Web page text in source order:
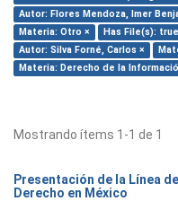
Autor: Flores Mendoza, Imer
Materia: Otro ×
Has File(s):
Autor: Silva Forné, Carlos ×
Materia: Derecho de la
Mostrando ítems 1-1 de 1
Presentación de la Línea
Derecho en México